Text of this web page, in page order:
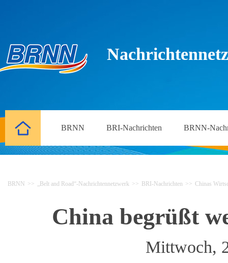
BRNN BRI-Nachrichten BRNN-
BRNN >> „Belt and Road“-Nachrichtennetzwerk >> BRI-Nachrichten >> Chinas
China begrüßt
Mittwoch,